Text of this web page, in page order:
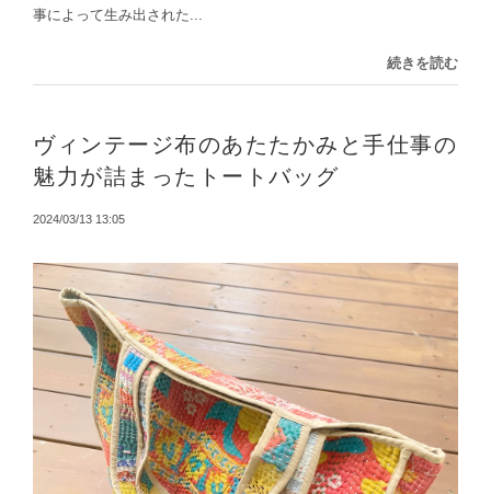
事によって生み出された...
続きを読む
ヴィンテージ布のあたたかみと手仕事の
魅力が詰まったトートバッグ
2024/03/13 13:05